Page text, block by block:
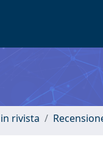
rivista